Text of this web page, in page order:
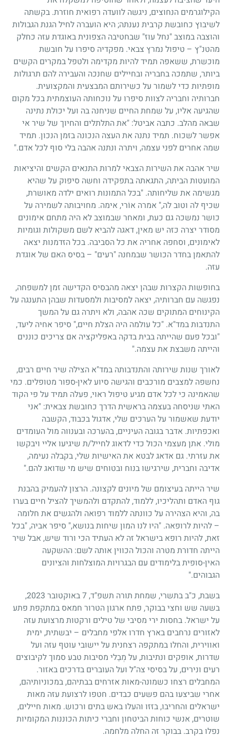
הקילוגרמים הנחוצים, ניגשה לוועדה רפואית חוזרת. בקשתה
לשיבוץ כחובשת קרבית נענתה; היא הועברה לחיל הגנת הגבולות
והוצבה במוצב "נחל עוז" שבחטיבה הצפונית באוגדת עזה כחלק
מהטנ"ץ – טיפול נמרץ צבאי. מפקדיה סיפרו על חובשת
מוכשרת, ששאפה תמיד להיות מקדימה ולטפל במקרים הקשים
ביותר, שתמכה בחבריה ובחיילים שחנכה והעבירה להם תרגולות
מופתיות כדי לשמור על כשירותם המבצעית והמקצועית.
חברותיה וחבריה לצוות סיפרו על נוכחותה העוצמתית בכל מקום
שהגיעה אליו, על שמחת החיים שניחנה בה ועל יכולת נתינה
שבאה מהלב. כתבה אביטל: "את התלתלים והחיוך של שיר אי
אפשר לשכוח. תמיד נתנה את העצה הנכונה בזמן הנכון. תמיד
שמה אחרים לפני עצמה, ויתרה ונתנה אהבה בלי סוף לכל אדם."
שיר אהבה את השירות הצבאי למרות התנאים הקשים והיציאות
המועטות הביתה, התגאתה בתפקידה וחשה סיפוק על שהיא
מגשימה את שליחותה. "בכל התמונות רואים ילדה מאושרת,
שכיף לה וטוב לה," אמרה אוֹרי, אימה. מחויבותה לשמירה על
כושר נמשכה גם כעת, ומאחר שבמוצב לא היה מתחם אימונים
מסודר יצרה כזה יש מאין, דאגה להביא לשם משקולות וגומיות
לאימונים, וסחפה אחריה את כל הסביבה. בכל הזדמנות יצאה
להתאמן בחדר הכושר שבמחנה "רעים" – בסיס האם של אוגדת
עזה.
בחופשות הקצרות שבהן יצאה מהבסיס הקדישה זמן למשפחה,
נפגשה עם חברותיה, יצאה למסיבות ולמסעדות שבהן התענגה על
הקינוחים המתוקים שכה אהבה, ולא ויתרה גם על המשך
התנדבות במד"א. "כל עולמה היה הצלת חיים," סיפר אחיה ליעד,
"ובכל פעם שהייתה בבית בדקה באפליקציה אם צריכים כוננים
והייתה משבצת את עצמה."
לאורך שנות שירותה והתנדבותה במד"א הצילה שיר חיים רבים,
נחשפה למצבים מורכבים והגישה סיוע לאין-ספור מטופלים. כמי
שהאמינה כי לכל אדם מגיע טיפול ראוי, פעלה תמיד על פי הקוד
האתי שניסחה בעצמה בראשית הדרך כחובשת צבאית: "אני
יודעת שאשמור על הערכים שלי, אדגול בכבוד, הקשבה
ואכפתיות. אדבר בגובה העיניים, בהערכה ובענווה מול העומדים
מולי. אתן מעצמי הכול כדי לדאוג לחייל/ת שיגיעו אליי ויבקשו
את עזרתי. גם אדאג לבטא את האישיות שלי, בקבלה נעימה,
אדיבה וחברית, שירגישו בנוח ובטוחים שיש מי שדואג להם."
שיר הייתה בעיצומם של מיונים לקצונה. הרצון להעמיק בהבנת
גוף האדם ותהליכיו, ללמוד, להתקדם ולהמשיך להציל חיים בערו
בה, והיא הצהירה על כוונתה ללמוד רפואה ולהגשים את חלומה
– להיות לרופאה. "היו לנו המון שיחות בנושא," סיפר אביה, "בכל
זאת, להיות רופא בישראל זה לא העתיד הכי ורוד שיש, אבל שיר
הייתה חדורת מטרה והכול הכווין אותה לשם: ההשקעה
האין-סופית בלימודים עם הבגרויות המוצלחות והציונים
הגבוהים."
בשבת, כ"ב בתשרי, שמחת תורה תשפ"ד, 7 באוקטובר 2023,
בשעה שש וחצי בבוקר, פתח ארגון הטרור חמאס במתקפת פתע
על ישראל. בחסות ירי מסיבי של טילים ורקטות מרצועת עזה
לאזורים נרחבים בארץ חדרו אלפי מחבלים – יבשתית, ימית
ואווירית, והחלו במתקפה רצחנית על יישובי עוטף עזה ועל
שדרות, אופקים ונתיבות, על מְבַלי מסיבות טבע סמוך לקיבוצים
רעים ונירים, על בסיסי צה"ל ועל העוברים בדרכים באזור.
המחבלים רצחו כשמונה-מאות אזרחים בבתיהם, במכוניותיהם,
אחרי שביצעו בהם פשעים כבדים. חטפו לרצועת עזה מאות
ישראלים והחריבו, בזזו והעלו באש בתים ורכוש. מאות חיילים,
שוטרים, אנשי כוחות הביטחון וחברי כיתות הכוננות המקומיות
נפלו בקרב. בבוקר זה החלה מלחמה.